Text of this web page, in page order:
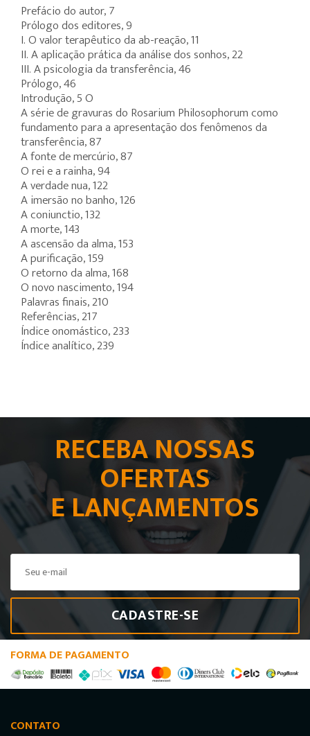
Prefácio do autor, 7
Prólogo dos editores, 9
I. O valor terapêutico da ab-reação, 11
II. A aplicação prática da análise dos sonhos, 22
III. A psicologia da transferência, 46
Prólogo, 46
Introdução, 5 O
A série de gravuras do Rosarium Philosophorum como
fundamento para a apresentação dos fenômenos da
transferência, 87
A fonte de mercúrio, 87
O rei e a rainha, 94
A verdade nua, 122
A imersão no banho, 126
A coniunctio, 132
A morte, 143
A ascensão da alma, 153
A purificação, 159
O retorno da alma, 168
O novo nascimento, 194
Palavras finais, 210
Referências, 217
Índice onomástico, 233
Índice analítico, 239
RECEBA NOSSAS
OFERTAS
E LANÇAMENTOS
CADASTRE-SE
FORMA DE PAGAMENTO
CONTATO